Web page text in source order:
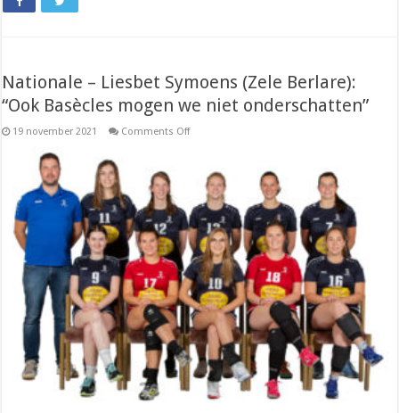
Nationale – Liesbet Symoens (Zele Berlare):
“Ook Basècles mogen we niet onderschatten”
19 november 2021 Comments Offon
Symoens
(Zele
Berlare):
“Ook
Basècles
mogen
we
niet
onderschatten”